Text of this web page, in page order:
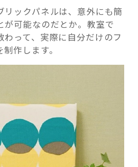
リックパネルは、意外にも簡
が可能なのだとか。教室で
わって、実際に自分だけのフ
作します。